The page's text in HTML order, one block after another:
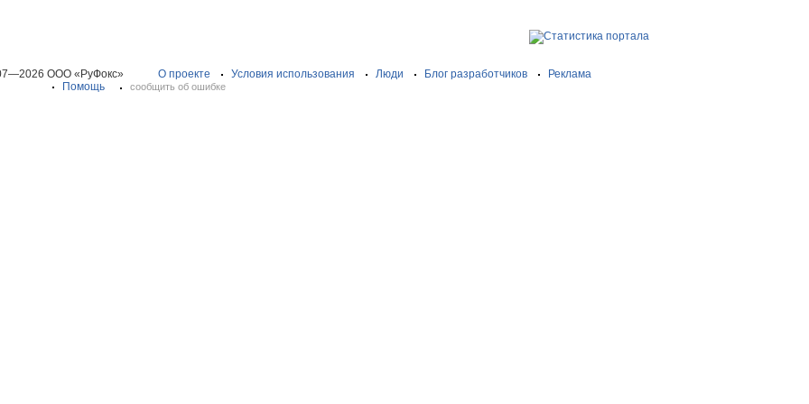
ООО «РуФокс» О проекте Условия использования Люди Блог разработчиков
Реклама
Помощь
сообщить об ошибке